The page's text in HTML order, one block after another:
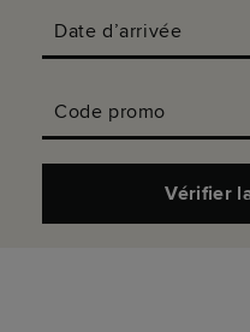
Date d’arrivée
Code promo
Vérifier